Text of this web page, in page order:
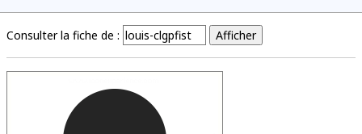
Consulter la fiche de :